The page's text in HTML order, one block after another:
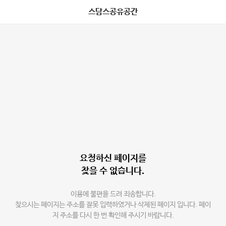
스담스공유공간
요청하신 페이지를
찾을 수 없습니다.
이용에 불편을 드려 죄송합니다.
찾으시는 페이지는 주소를 잘못 입력하였거나 삭제된 페이지 입니다. 페이
지 주소를 다시 한 번 확인해 주시기 바랍니다.